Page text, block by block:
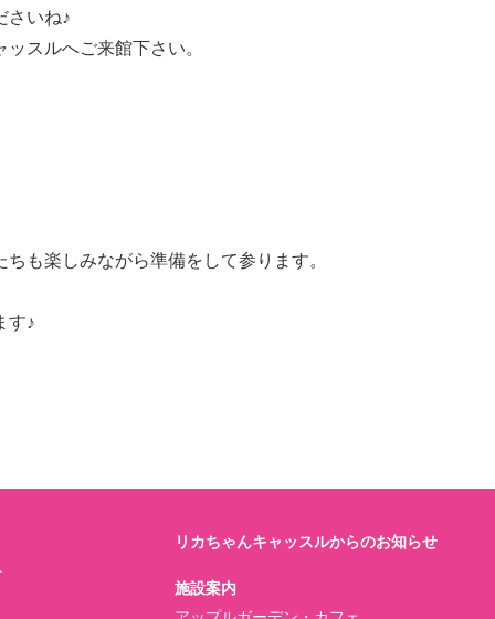
さいね♪
スルへご来館下さい。
も楽しみながら準備をして参ります。
す♪
リカちゃんキャッスルからのお知らせ
施設案内